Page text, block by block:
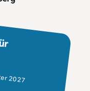
2027